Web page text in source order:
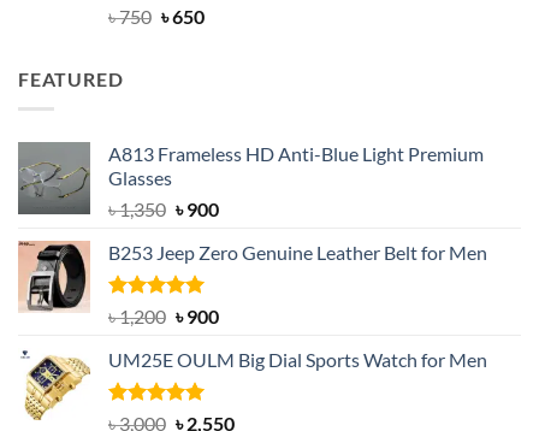
Rated4.63
৳750 Original
৳650Current
FEATURED
A813 Frameless HD Anti-Blue Light Premium
Glasses
৳1,350 Original
was:
৳ 1,350.
৳900Current
is:
B253 Jeep Zero Genuine Leather Belt for Men
Rated5.00
out of 5
৳1,200 Original
was:
৳ 1,200.
৳900Current
is:
UM25E OULM Big Dial Sports Watch for Men
Rated5.00
৳3,000 Original
৳2,550Current